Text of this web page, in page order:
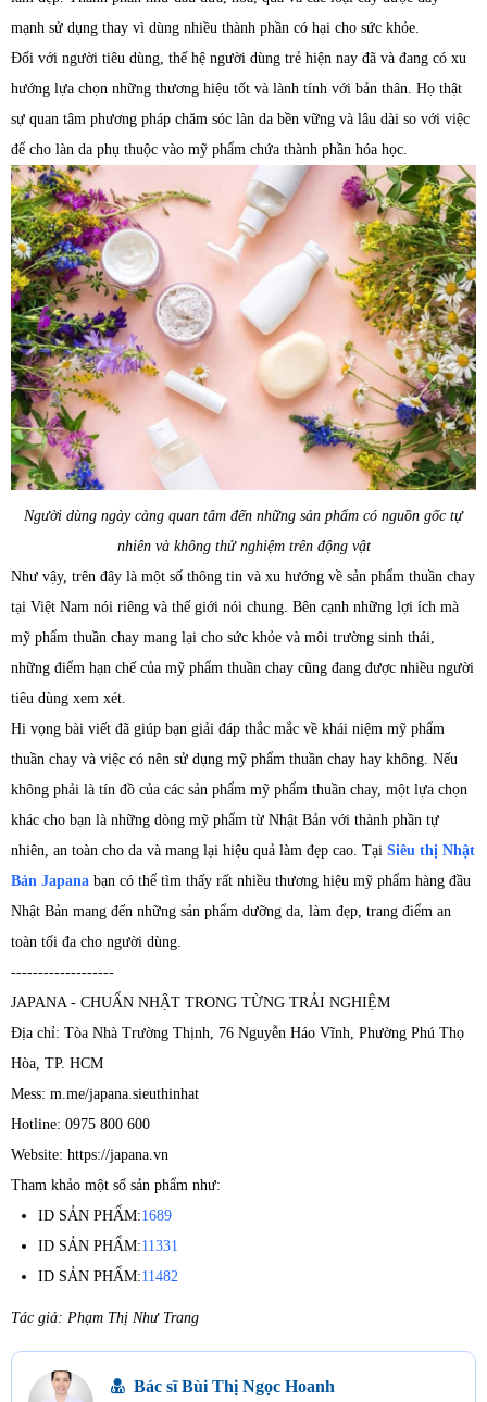
mạnh sử dụng thay vì dùng nhiều thành phần có hại cho sức khỏe.
Đối với người tiêu dùng, thế hệ người dùng trẻ hiện nay đã và đang có xu
hướng lựa chọn những thương hiệu tốt và lành tính với bản thân. Họ thật
sự quan tâm phương pháp chăm sóc làn da bền vững và lâu dài so với việc
để cho làn da phụ thuộc vào mỹ phẩm chứa thành phần hóa học.
Người dùng ngày càng quan tâm đến những sản phẩm có nguồn gốc tự
nhiên và không thử nghiệm trên động vật
Như vậy, trên đây là một số thông tin và xu hướng về sản phẩm thuần chay
tại Việt Nam nói riêng và thế giới nói chung. Bên cạnh những lợi ích mà
mỹ phẩm thuần chay mang lại cho sức khỏe và môi trường sinh thái,
những điểm hạn chế của mỹ phẩm thuần chay cũng đang được nhiều người
tiêu dùng xem xét.
Hi vọng bài viết đã giúp bạn giải đáp thắc mắc về khái niệm mỹ phẩm
thuần chay và việc có nên sử dụng mỹ phẩm thuần chay hay không. Nếu
không phải là tín đồ của các sản phẩm mỹ phẩm thuần chay, một lựa chọn
khác cho bạn là những dòng mỹ phẩm từ Nhật Bản với thành phần tự
nhiên, an toàn cho da và mang lại hiệu quả làm đẹp cao. Tại Siêu thị Nhật
Bản Japana bạn có thể tìm thấy rất nhiều thương hiệu mỹ phẩm hàng đầu
Nhật Bản mang đến những sản phẩm dưỡng da, làm đẹp, trang điểm an
toàn tối đa cho người dùng.
-------------------
JAPANA - CHUẨN NHẬT TRONG TỪNG TRẢI NGHIỆM
Địa chỉ: Tòa Nhà Trường Thịnh, 76 Nguyễn Háo Vĩnh, Phường Phú Thọ
Hòa, TP. HCM
Mess: m.me/japana.sieuthinhat
Hotline: 0975 800 600
Website: https://japana.vn
Tham khảo một số sản phẩm như:
ID SẢN PHẨM:1689
ID SẢN PHẨM:11331
ID SẢN PHẨM:11482
Tác giả: Phạm Thị Như Trang
Bác sĩ Bùi Thị Ngọc Hoanh